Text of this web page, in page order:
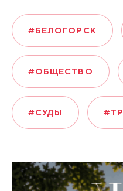
#БЕЛОГОРСК
#ОБЩЕСТВО
#СУДЫ